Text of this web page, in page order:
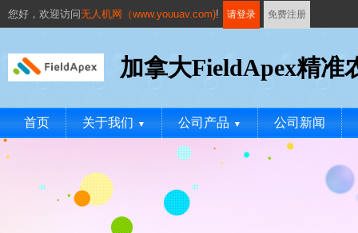
您好， 欢迎访问无人机网（www.youuav.com)! 请登录 免费注册
加拿大FieldApex精准
首页 关于我们 ▼ 公司产品 ▼ 公司新闻